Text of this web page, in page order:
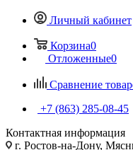
Личный кабинет
Корзина0
Отложенные0
Сравнение
+7 (863) 285-08-45
Контактная информация
г. Ростов-на-Дону,